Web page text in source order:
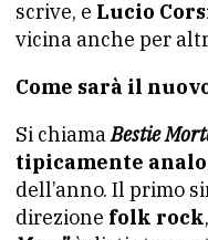
scrive, e Lucio
vicina anche per
Come sarà il
Si chiamaBestie
tipicamente
dell’anno. Il primo
direzione folk rock